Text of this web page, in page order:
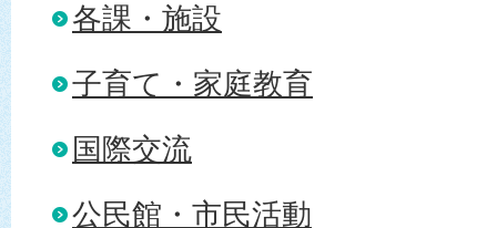
各課・施設
子育て・家庭教育
国際交流
公民館・市民活動